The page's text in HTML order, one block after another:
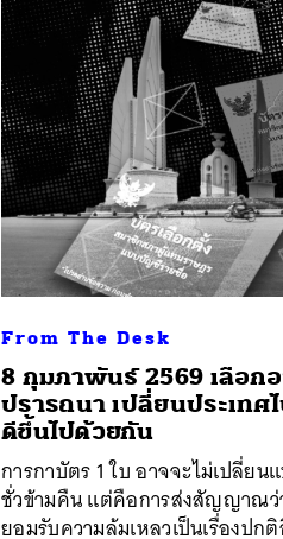
From The Desk
8 กุมภาพันธ์ 2569 เลือกอ
ปรารถนา เปลี่ยนประเทศ
ดีขึ้นไปด้วยกัน
การกาบัตร 1 ใบ อาจจะไม่เปลี่ยน
ชั่วข้ามคืน แต่คือการส่งสัญญาณว่า
ยอมรับความล้มเหลวเป็นเรื่องปก